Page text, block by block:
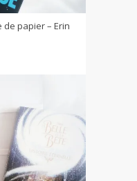
de papier – Erin